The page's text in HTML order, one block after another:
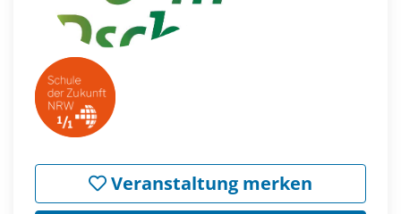
Veranstaltung merken